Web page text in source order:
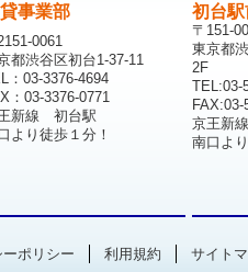
事業部
0061
都渋谷区初台1-37-11
：03-3376-4694
：03-3376-0771
新線 初台駅
より徒歩１分！
初台
〒151-
東京都
2F
TEL:03-
FAX:03-
京王新
南口よ
ポリシー 利用規約 サイト